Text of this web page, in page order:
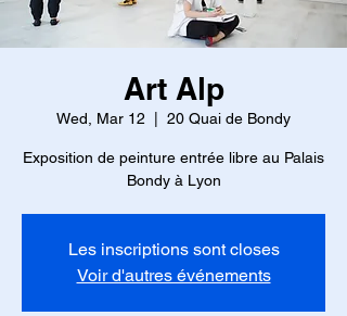
Art Alp
Wed, Mar 12 20 Quai de Bondy
Exposition de peinture entrée libre au Palais
Bondy à Lyon
Les inscriptions sont closes
Voir d'autres événements